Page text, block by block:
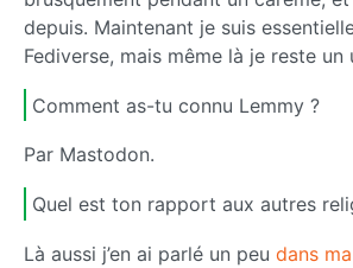
depuis. Maintenant je suis
Fediverse, mais même là je reste
Comment as-tu connu Lemmy ?
Par Mastodon.
Quel est ton rapport aux autres
Là aussi j’en ai parlé un peu dans